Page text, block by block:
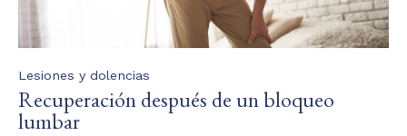
Category
Lesiones y dolencias
Recuperación después de un bloqueo
lumbar